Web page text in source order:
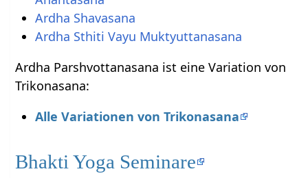
Ardha Shavasana
Ardha Sthiti Vayu Muktyuttanasana
Ardha Parshvottanasana ist eine Variation von
Trikonasana:
Alle Variationen von Trikonasana
Bhakti Yoga Seminare